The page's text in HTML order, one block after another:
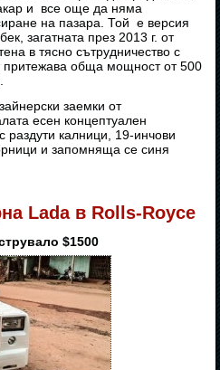
и все още да няма
на пазара. Той е версия
загатната през 2013 г. от
в тясно сътрудничество с
обща мощност от 500
заемки от
есен концептуален
раздути калници, 19-инчови
и запомняща се синя
Lada в Rolls-Royce
$1500